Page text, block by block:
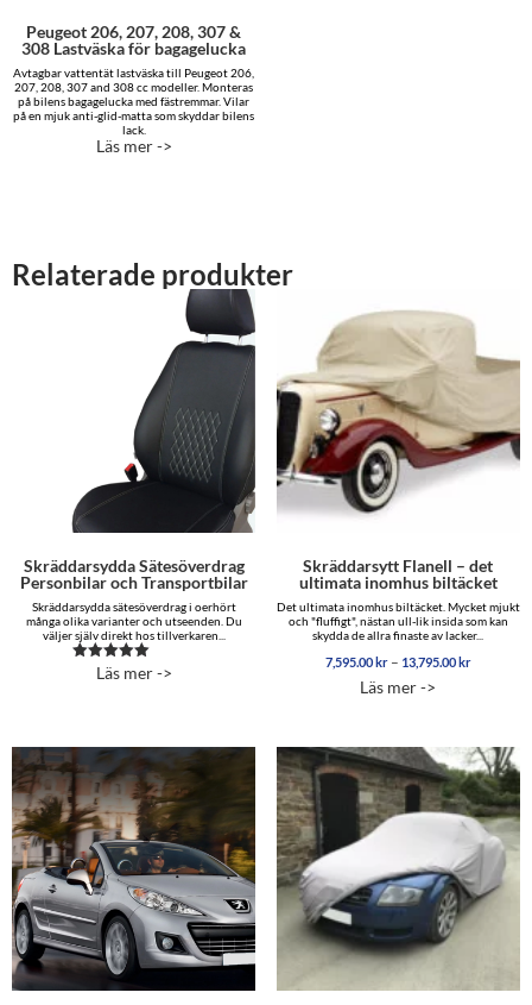
Peugeot 206, 207, 208, 307 &
308 Lastväska för bagagelucka
Avtagbar vattentät lastväska till Peugeot 206,
207, 208, 307 and 308 cc modeller. Monteras
på bilens bagagelucka med fästremmar. Vilar
på en mjuk anti-glid-matta som skyddar bilens
lack.
Läs mer ->
Relaterade produkter
Skräddarsydda Sätesöverdrag
Personbilar och Transportbilar
Skräddarsydda sätesöverdrag i oerhört
många olika varianter och utseenden. Du
väljer själv direkt hos tillverkaren...
Betygsatt
Läs mer ->
Skräddarsytt Flanell – det
ultimata inomhus biltäcket
Det ultimata inomhus biltäcket. Mycket mjukt
och "fluffigt", nästan ull-lik insida som kan
skydda de allra finaste av lacker...
7,595.00kr – 13,795.00kr
Läs mer ->